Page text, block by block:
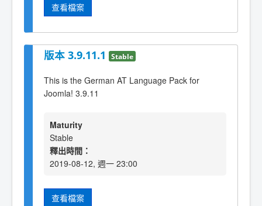
查看檔案
版本 3.9.11.1 Stable
This is the German AT Language Pack for
Joomla! 3.9.11
Maturity
Stable
釋出時間：
2019-08-12, 週一 23:00
查看檔案